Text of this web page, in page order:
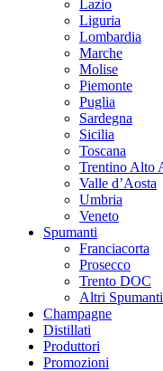
Lazio
Liguria
Lombardia
Marche
Molise
Piemonte
Puglia
Sardegna
Sicilia
Toscana
Trentino Alto
Valle d’Aosta
Umbria
Veneto
Spumanti
Franciacorta
Prosecco
Trento DOC
Altri Spumanti
Champagne
Distillati
Produttori
Promozioni